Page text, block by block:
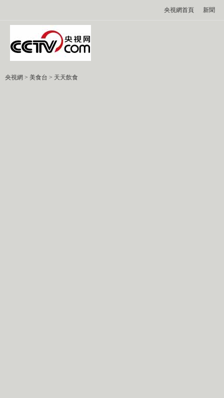
央視網首頁 新聞
央視網 > 美食台 > 天天飲食